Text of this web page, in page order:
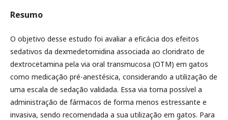
Resumo
O objetivo desse estudo foi avaliar a eficácia dos efeitos
sedativos da dexmedetomidina associada ao cloridrato de
dextrocetamina pela via oral transmucosa (OTM) em gatos
como medicação pré-anestésica, considerando a utilização de
uma escala de sedação validada. Essa via torna possível a
administração de fármacos de forma menos estressante e
invasiva, sendo recomendada a sua utilização em gatos. Para